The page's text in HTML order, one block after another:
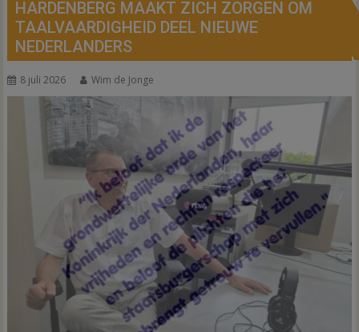
HARDENBERG MAAKT ZICH ZORGEN OM
TAALVAARDIGHEID DEEL NIEUWE
NEDERLANDERS
8 juli 2026 Wim de Jonge